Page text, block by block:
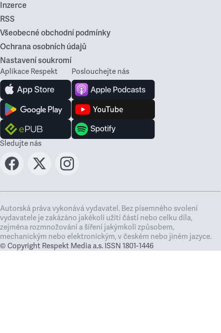
Inzerce
RSS
Všeobecné obchodní podmínky
Ochrana osobních údajů
Nastavení soukromí
Aplikace Respekt Poslouchejte nás
Sledujte nás
Autorská práva vykonává vydavatel. Bez písemného svolení
vydavatele je zakázáno jakékoli užití částí nebo celku díla,
zejména rozmnožování a šíření jakýmkoli způsobem,
mechanickým nebo elektronickým, v českém nebo jiném jazyce.
© Copyright Respekt Media a.s. ISSN 1801-1446